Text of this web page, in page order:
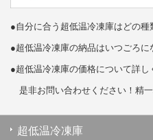
●自分に合う超低温冷凍庫はどの種
●超低温冷凍庫の納品はいつごろに
●超低温冷凍庫の価格について詳
是非お問い合わせください！精一
超低温冷凍庫